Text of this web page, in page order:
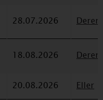
28.07.2026
18.08.2026
20.08.2026
Eller